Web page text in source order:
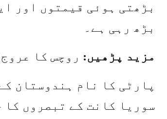
بڑھتی ہوئی قیمتوں اور
بڑھ رہی ہے۔
مزید پڑھیں: روچس کا
پارٹی کا نام ہندوستان
سوریا کانت کے تبصروں